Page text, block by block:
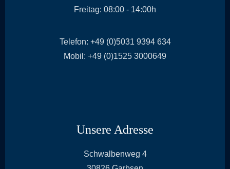
Freitag: 08:00 - 14:00h
Telefon: +49 (0)5031 9394 634
Mobil: +49 (0)1525 3000649
Unsere Adresse
a
Schwalbenweg 4